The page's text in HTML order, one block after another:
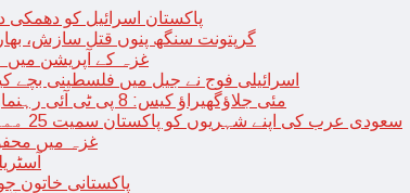
پاکستان اسرائیل کو
گرپتونت سنگھ پنوں قتل سازش،
غزہ کے آپریشن میں
< > اسرائیلی فوج نے جیل میں فلسطینی
9 مئی جلاؤگھیراؤ کیس: 8 پی ٹی آئی رہنماؤں کے ناقابل ضمانت وارنٹ گرفتاری جاری
سعودی عرب کی اپنے شہریوں کو پاکستان سمیت 25 ممالک جانے سے اجتناب برتنے کی ہدایت
غزہ میں
پاکستانی خاتون